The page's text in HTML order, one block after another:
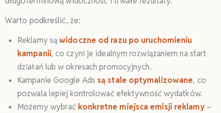
Warto podkreślić, że:
Reklamy sąwidoczne od razu po uruchomieniu
kampanii, co czyni je idealnym rozwiązaniem na start
działań lub w okresach promocyjnych.
Kampanie Google Ads są stale optymalizowane, co
pozwala lepiej kontrolować efektywność wydatków.
Możemy wybrać konkretne miejsca emisji reklamy–